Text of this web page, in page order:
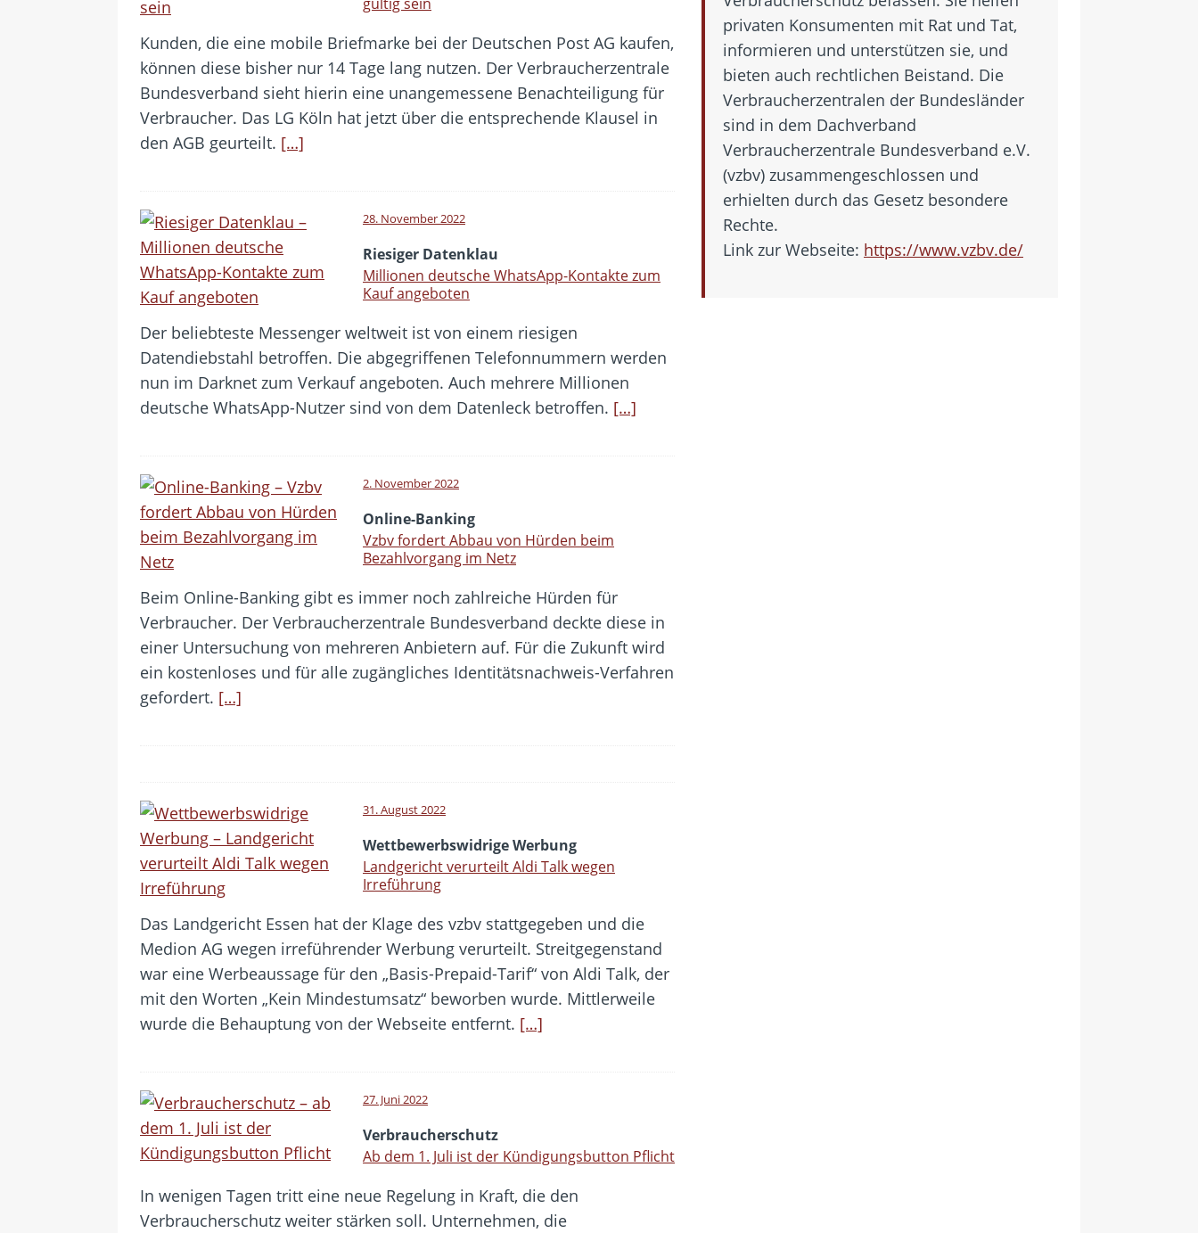
Kunden, die eine mobile Briefmarke bei der Deutschen Post AG kaufen,
können diese bisher nur 14 Tage lang nutzen. Der Verbraucherzentrale
Bundesverband sieht hierin eine unangemessene Benachteiligung für
Verbraucher. Das LG Köln hat jetzt über die entsprechende Klausel in
den AGB geurteilt. […]
28. November 2022
Riesiger Datenklau
Millionen deutsche WhatsApp-Kontakte zum
Kauf angeboten
Der beliebteste Messenger weltweit ist von einem riesigen
Datendiebstahl betroffen. Die abgegriffenen Telefonnummern werden
nun im Darknet zum Verkauf angeboten. Auch mehrere Millionen
deutsche WhatsApp-Nutzer sind von dem Datenleck betroffen. […]
2. November 2022
Online-Banking
Vzbv fordert Abbau von Hürden beim
Bezahlvorgang im Netz
Beim Online-Banking gibt es immer noch zahlreiche Hürden für
Verbraucher. Der Verbraucherzentrale Bundesverband deckte diese in
einer Untersuchung von mehreren Anbietern auf. Für die Zukunft wird
ein kostenloses und für alle zugängliches Identitätsnachweis-Verfahren
gefordert. […]
31. August 2022
Wettbewerbswidrige Werbung
Landgericht verurteilt Aldi Talk wegen
Irreführung
Das Landgericht Essen hat der Klage des vzbv stattgegeben und die
Medion AG wegen irreführender Werbung verurteilt. Streitgegenstand
war eine Werbeaussage für den „Basis-Prepaid-Tarif“ von Aldi Talk, der
mit den Worten „Kein Mindestumsatz“ beworben wurde. Mittlerweile
wurde die Behauptung von der Webseite entfernt. […]
27. Juni 2022
Verbraucherschutz
Ab dem 1. Juli ist der Kündigungsbutton Pflicht
In wenigen Tagen tritt eine neue Regelung in Kraft, die den
Verbraucherschutz weiter stärken soll. Unternehmen, die
privaten Konsumenten mit Rat und Tat,
informieren und unterstützen sie, und
bieten auch rechtlichen Beistand. Die
Verbraucherzentralen der Bundesländer
sind in dem Dachverband
Verbraucherzentrale Bundesverband e.V.
(vzbv) zusammengeschlossen und
erhielten durch das Gesetz besondere
Rechte.
Link zur Webseite: https://www.vzbv.de/